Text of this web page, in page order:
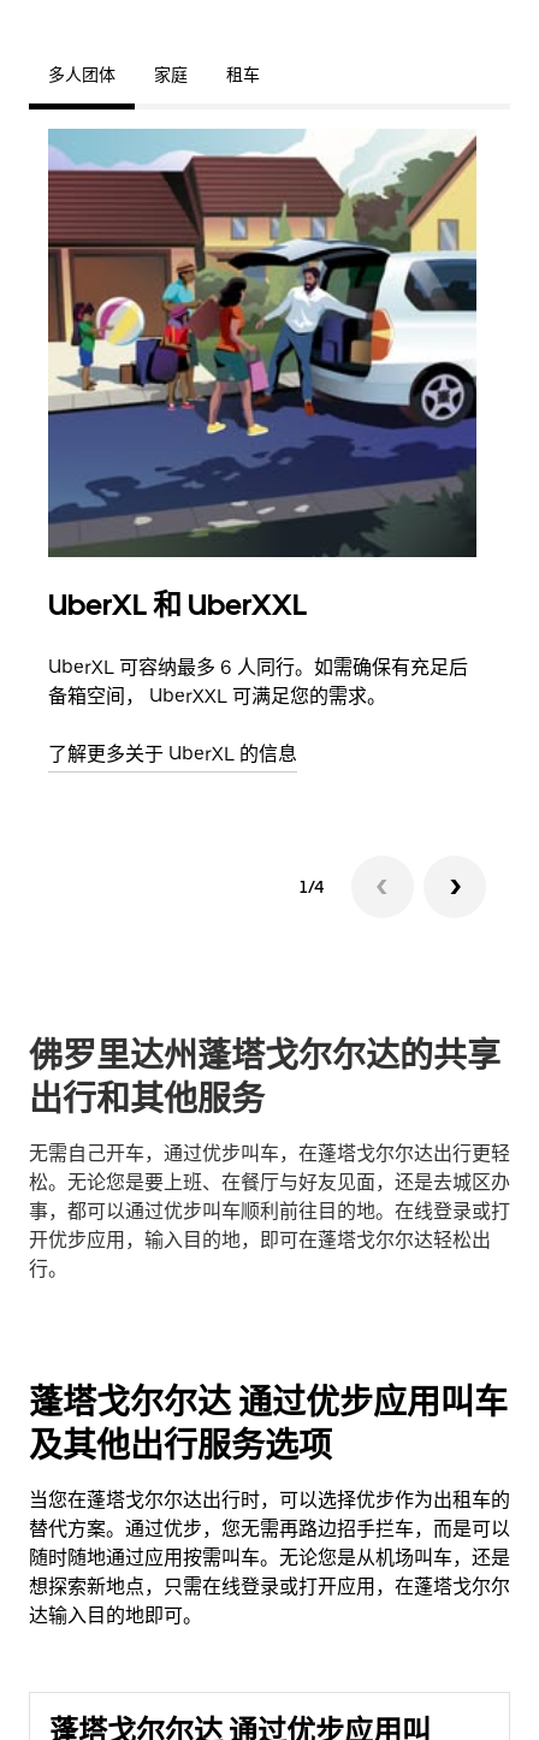
多人团体 家庭 租车
UberXL 和 UberXXL
UberXL 可容纳最多 6 人同行。如需确保有充足后
备箱空间， UberXXL 可满足您的需求。
了解更多关于 UberXL 的信息
1/4
佛罗里达州蓬塔戈尔尔达的共享
出行和其他服务
无需自己开车，通过优步叫车，在蓬塔戈尔尔达出行更轻
松。无论您是要上班、在餐厅与好友见面，还是去城区办
事，都可以通过优步叫车顺利前往目的地。在线登录或打
开优步应用，输入目的地，即可在蓬塔戈尔尔达轻松出
行。
蓬塔戈尔尔达 通过优步应用叫车
及其他出行服务选项
当您在蓬塔戈尔尔达出行时，可以选择优步作为出租车的
替代方案。通过优步，您无需再路边招手拦车，而是可以
随时随地通过应用按需叫车。无论您是从机场叫车，还是
想探索新地点，只需在线登录或打开应用，在蓬塔戈尔尔
达输入目的地即可。
蓬塔戈尔尔达 通过优步应用叫